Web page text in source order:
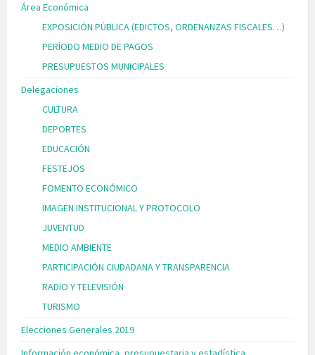
Área Económica
EXPOSICIÓN PÚBLICA (EDICTOS, ORDENANZAS FISCALES…)
PERÍODO MEDIO DE PAGOS
PRESUPUESTOS MUNICIPALES
Delegaciones
CULTURA
DEPORTES
EDUCACIÓN
FESTEJOS
FOMENTO ECONÓMICO
IMAGEN INSTITUCIONAL Y PROTOCOLO
JUVENTUD
MEDIO AMBIENTE
PARTICIPACIÓN CIUDADANA Y TRANSPARENCIA
RADIO Y TELEVISIÓN
TURISMO
Elecciones Generales 2019